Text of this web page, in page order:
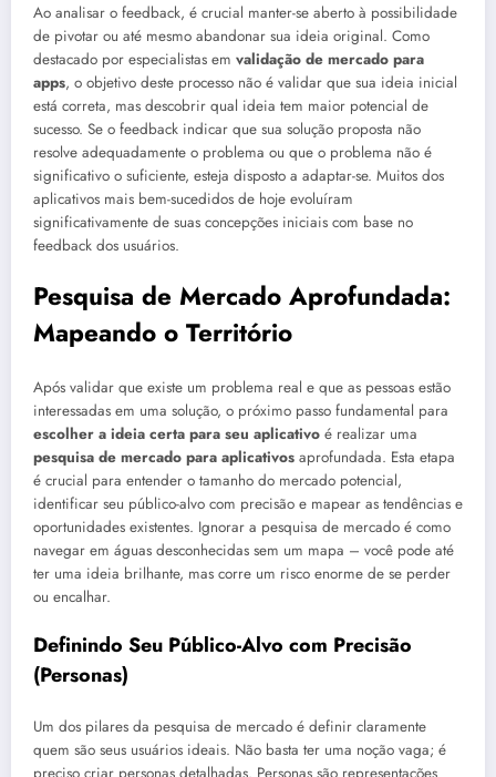
Ao analisar o feedback, é crucial manter-se aberto à possibilidade
de pivotar ou até mesmo abandonar sua ideia original. Como
destacado por especialistas em validação de mercado para
apps, o objetivo deste processo não é validar que sua ideia inicial
está correta, mas descobrir qual ideia tem maior potencial de
sucesso. Se o feedback indicar que sua solução proposta não
resolve adequadamente o problema ou que o problema não é
significativo o suficiente, esteja disposto a adaptar-se. Muitos dos
aplicativos mais bem-sucedidos de hoje evoluíram
significativamente de suas concepções iniciais com base no
feedback dos usuários.
Pesquisa de Mercado Aprofundada:
Mapeando o Território
Após validar que existe um problema real e que as pessoas estão
interessadas em uma solução, o próximo passo fundamental para
escolher a ideia certa para seu aplicativo é realizar uma
pesquisa de mercado para aplicativos aprofundada. Esta etapa
é crucial para entender o tamanho do mercado potencial,
identificar seu público-alvo com precisão e mapear as tendências e
oportunidades existentes. Ignorar a pesquisa de mercado é como
navegar em águas desconhecidas sem um mapa – você pode até
ter uma ideia brilhante, mas corre um risco enorme de se perder
ou encalhar.
Definindo Seu Público-Alvo com Precisão
(Personas)
Um dos pilares da pesquisa de mercado é definir claramente
quem são seus usuários ideais. Não basta ter uma noção vaga; é